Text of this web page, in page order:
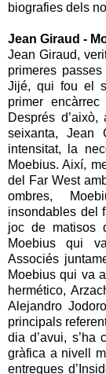
biografies dels
Jean Giraud -
Jean Giraud,
primeres
Jijé, qui fou el
primer
Després
seixanta, Jean
intensitat, la
Moebius. Així,
del Far West
ombres,
insondables del
joc de matisos
Moebius qui
Associés
Moebius qui va
hermético,
Alejandro
principals
dia d’avui,
gràfica a nivell
entregues